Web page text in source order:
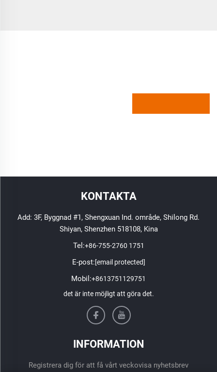
KONTAKTA
Add: 3F, Byggnad #1, Shengxuan Ind. område, Shilong Rd.
Shiyan, Shenzhen 518108, Kina
Tel:+86-755-2760 1751
E-post:[email protected]
Mobil:+8613751129751
det är inte möjligt att göra det.
INFORMATION
Registrera dig för att få vårt veckovisa nyhetsbrev